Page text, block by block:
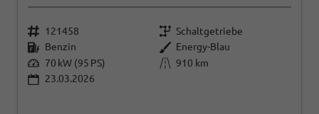
121458
Schaltgetriebe
Benzin
Energy-Blau
70 kW (95 PS)
910 km
23.03.2026